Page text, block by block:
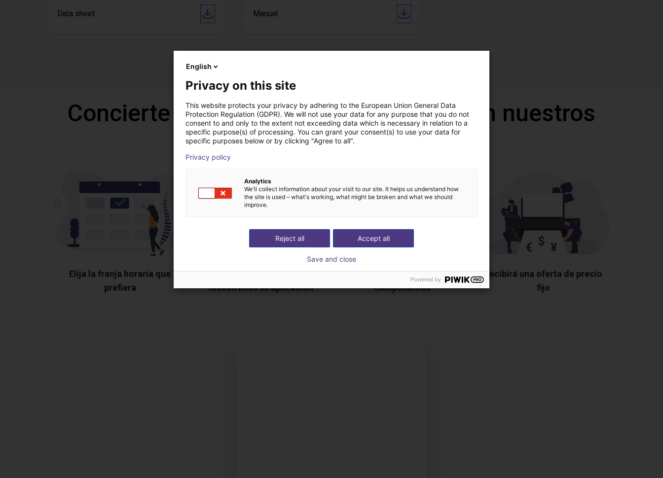
Data sheet Manual
Concierte una videollamada gratuita con nuestros
expertos
Elija la franja horaria que
prefiera
Muéstrenos su aplicación
Definimos con usted todos los
componentes
Recibirá una oferta de precio
fijo
English
Privacy on this site
This website protects your privacy by adhering to the European Union General Data
Protection Regulation (GDPR). We will not use your data for any purpose that you do not
consent to and only to the extent not exceeding data which is necessary in relation to a
specific purpose(s) of processing. You can grant your consent(s) to use your data for
specific purposes below or by clicking "Agree to all".
Privacy policy
Analytics
We'll collect information about your visit to our site. It helps us understand how
the site is used – what's working, what might be broken and what we should
improve.
Accept all
Reject all
Save and close
Powered by